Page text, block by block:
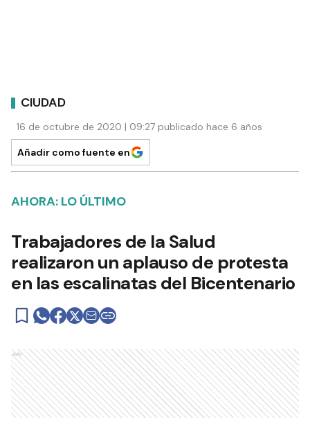
CIUDAD
16 de octubre de 2020 | 09:27 publicado hace 6 años
Añadir como fuente en
AHORA: LO ÚLTIMO
Trabajadores de la Salud
realizaron un aplauso de protesta
en las escalinatas del Bicentenario
Ads